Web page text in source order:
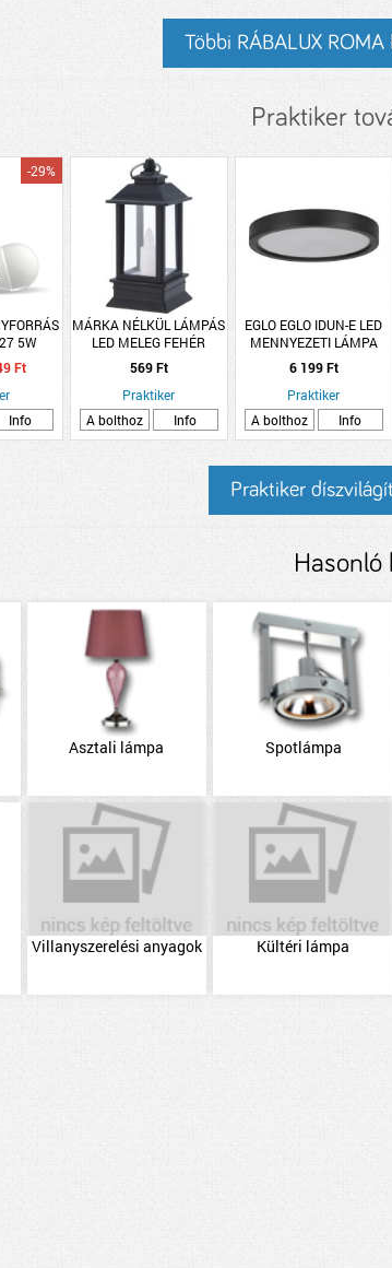
Többi RÁBALUX ROMA
Praktiker
5W
-29%
Ft
Info
MÁRKA NÉLKÜL LÁMPÁS
LED MELEG FEHÉR
ELEMES
569 Ft
Praktiker
A bolthoz
Info
EGLO EGLO IDUN-E LED
MENNYEZETI LÁMPA
17W 2000LM 3000K IP20
28,5CM FEKETE
6 199 Ft
Praktiker
A bolthoz
Info
Praktiker
Hasonló
Asztali lámpa Spotlámpa
Villanyszerelési anyagok Kültéri lámpa